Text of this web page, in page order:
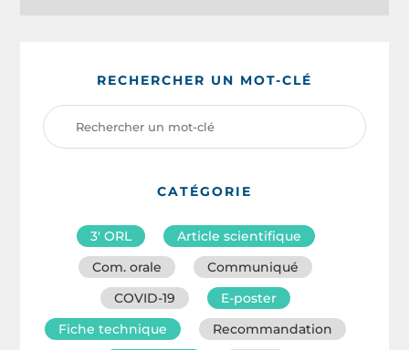
RECHERCHER UN MOT-CLÉ
CATÉGORIE
3′ ORL
Article scientifique
Com. orale
Communiqué
COVID-19
E-poster
Fiche technique
Recommandation